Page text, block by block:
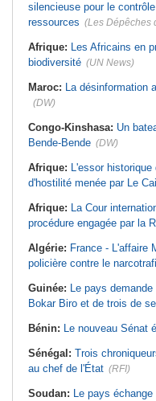
silencieuse pour le
ressources (Les Dépêches
Afrique: Les Africains en
biodiversité (UN News)
Maroc: La désinformation
(DW)
Congo-Kinshasa: Un
Bende-Bende (DW)
Afrique: L'essor
d'hostilité menée par Le
Afrique: La Cour
procédure engagée par la
Algérie: France - L'affaire
policière contre le
Guinée: Le pays
Bokar Biro et de trois de
Bénin: Le nouveau Sénat
Sénégal: Trois
au chef de l'État (RFI)
Soudan: Le pays